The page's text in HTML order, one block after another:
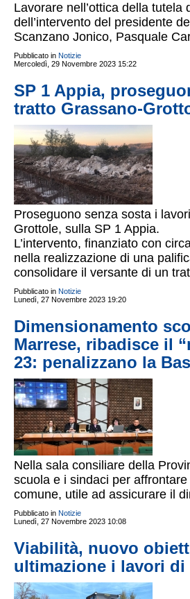
Lavorare nell’ottica della
dell’intervento del presidente
Scanzano Jonico, Pasquale
Pubblicato in Notizie
Mercoledì, 29 Novembre 2023 15:22
SP 1 Appia,
tratto Grassano-
Proseguono senza sosta i
Grottole, sulla SP 1 Appia.
L’intervento, finanziato con
nella realizzazione di una
consolidare il versante di un
Pubblicato in Notizie
Lunedì, 27 Novembre 2023 19:20
Dimensionamento
Marrese, ribadisce il
23: penalizzano la
Nella sala consiliare della
scuola e i sindaci per
comune, utile ad assicurare il
Pubblicato in Notizie
Lunedì, 27 Novembre 2023 10:08
Viabilità, nuovo
ultimazione i lavori di